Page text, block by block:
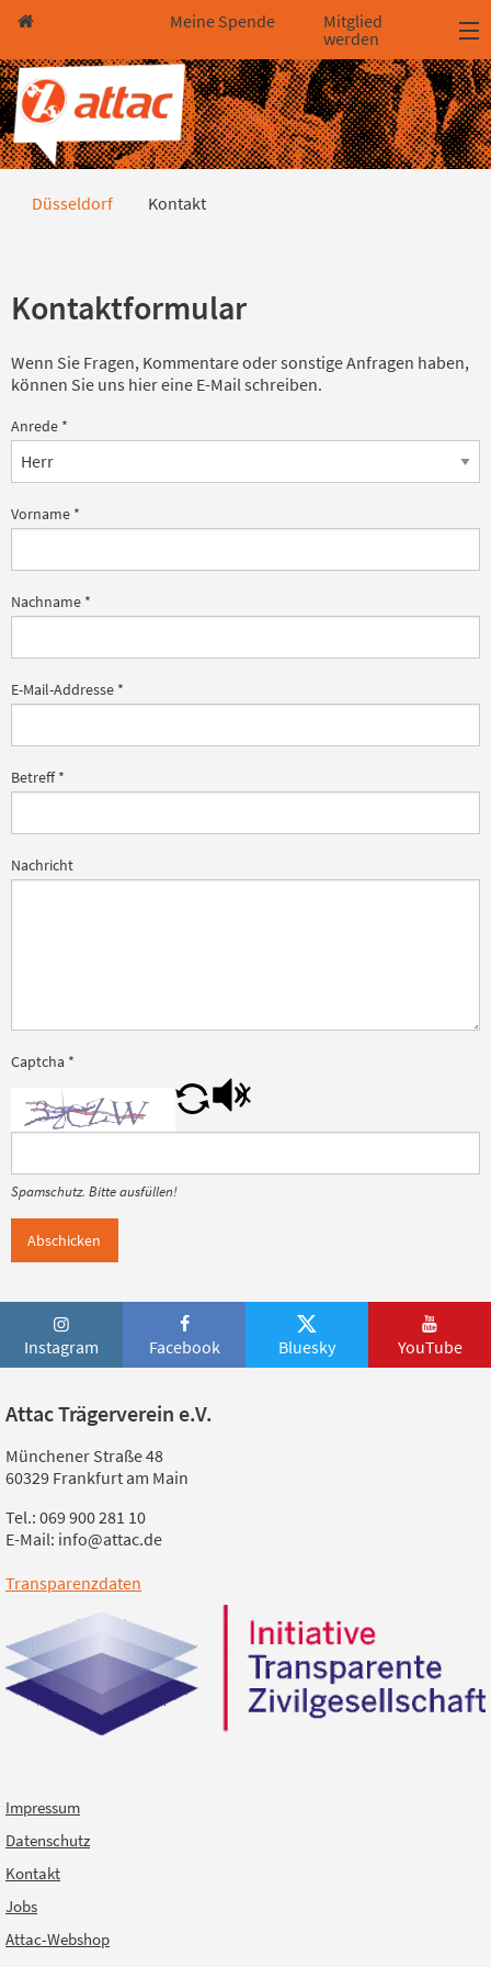
Direkt zum Hauptinhalt springen
Direkt zur Haupt-Navigation springen
Direkt zur Service-Navigation springen
Direkt zur Footer-Navigation springen
Direkt zum Footerinhalt springen
Meine Spende
Mitglied
werden
Kontakt
Düsseldorf Kontakt
Kontaktformular
Wenn Sie Fragen, Kommentare oder sonstige Anfragen haben,
können Sie uns hier eine E-Mail schreiben.
Anrede *
Vorname *
Nachname *
E-Mail-Addresse *
Betreff*
Nachricht
Captcha *
Spamschutz. Bitte ausfüllen!
Abschicken
Instagram Facebook Bluesky YouTube
Attac Trägerverein e.V.
Münchener Straße 48
60329 Frankfurt am Main
Tel.: 069 900 281 10
E-Mail: info@attac.de
Transparenzdaten
Impressum
Datenschutz
Kontakt
Jobs
Attac-Webshop